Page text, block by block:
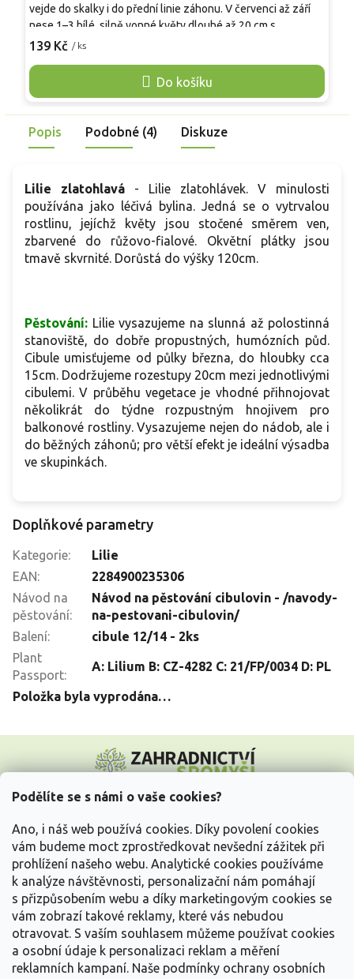
Podělíte se s námi o vaše cookies?
Ano, i náš web používá cookies. Díky povolení cookies
vám budeme moct zprostředkovat nevšední zážitek při
prohlížení našeho webu. Analytické cookies používáme
k analýze návštěvnosti, personalizační nám pomáhají
s přizpůsobením webu a díky marketingovým cookies se
vám zobrazí takové reklamy, které vás nebudou
otravovat. S vaším souhlasem můžeme používat cookies
a osobní údaje k personalizaci reklam a měření
reklamních kampaní. Naše podmínky ochrany osobních
139 Kč / ks
Do košíku
vejde do skalky i do přední linie záhonu. V červenci až září
nese 1–3 bílé, silně vonné květy dlouhé až 20 cm s
purpurovým rubem. Oproti běžné formě Lilium formosanum
posezení. Nejlépe vyniká ve štěrkové výsadbě nebo v
květináči s drenáží, kde je snadné uhlídat přemokření.
zimní ochrana se vyplácí. Pro kočky je lilie toxická.
Popis Podobné (4) Diskuze
Lilie zlatohlavá - Lilie zlatohlávek. V minulosti
používána jako léčivá bylina. Jedná se o vytrvalou
rostlinu, jejíchž květy jsou stočené směrem ven,
zbarvené do růžovo-fialové. Okvětní plátky jsou
tmavě skvrnité. Dorůstá do výšky 120cm.
Pěstování: Lilie vysazujeme na slunná až polostinná
stanoviště, do dobře propustných, humózních půd.
Cibule umisťujeme od půlky března, do hloubky cca
15cm. Dodržujeme rozestupy 20cm mezi jednotlivými
cibulemi. V průběhu vegetace je vhodné přihnojovat
několikrát do týdne rozpustným hnojivem pro
balkonové rostliny. Vysazujeme nejen do nádob, ale i
do běžných záhonů; pro větší efekt je ideální výsadba
ve skupinkách.
Doplňkové parametry
Kategorie:
Lilie
EAN:
2284900235306
Návod na
pěstování:
Návod na pěstování cibulovin - /navody-
na-pestovani-cibulovin/
Balení:
cibule 12/14 - 2ks
Plant
Passport:
A: Lilium B: CZ-4282 C: 21/FP/0034 D: PL
Položka byla vyprodána…
p
Vše o nákupu
Informace pro Vás
Kontakujte nás